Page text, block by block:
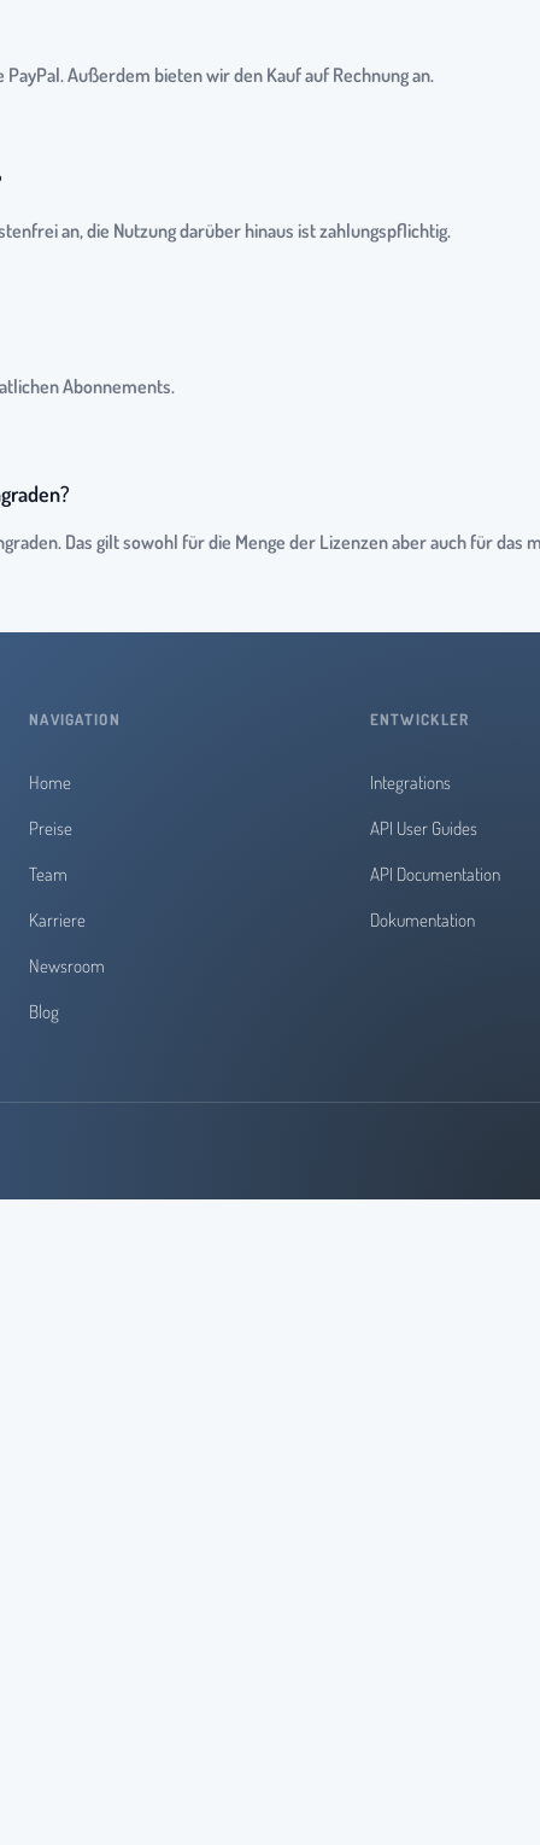
Außerdem bieten wir den Kauf auf Rechnung an.
an, die Nutzung darüber hinaus ist zahlungspflichtig.
Abonnements.
Das gilt sowohl für die Menge der Lizenzen aber auch für
NAVIGATION
Home
Preise
Team
Karriere
Newsroom
Blog
ENTWICKLER
Integrations
API User Guides
API Documentation
Dokumentation